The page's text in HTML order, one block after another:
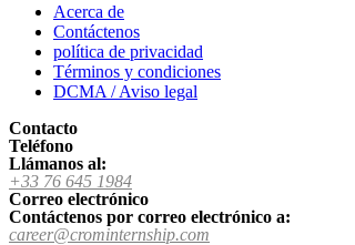
Acerca de
Contáctenos
política de privacidad
Términos y condiciones
DCMA / Aviso legal
Contacto
Teléfono
Llámanos al:
+33 76 645 1984
Correo electrónico
Contáctenos por correo electrónico a:
career@crominternship.com